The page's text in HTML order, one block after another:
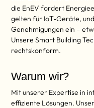
die EnEV fordert
gelten für IoT-Geräte,
Genehmigungen ein –
Unsere Smart Building
rechtskonform.
Warum wir?
Mit unserer Expertise in
effiziente Lösungen.